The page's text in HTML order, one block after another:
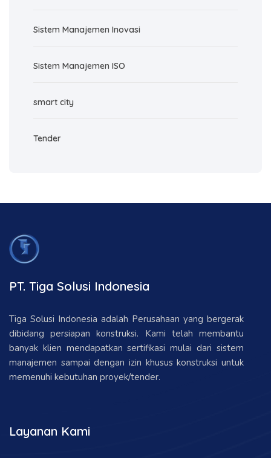
Sistem Manajemen Inovasi
Sistem Manajemen ISO
smart city
Tender
PT. Tiga Solusi Indonesia
Tiga Solusi Indonesia adalah Perusahaan yang bergerak
dibidang persiapan konstruksi. Kami telah membantu
banyak klien mendapatkan sertifikasi mulai dari sistem
manajemen sampai dengan izin khusus konstruksi untuk
memenuhi kebutuhan proyek/tender.
Layanan Kami